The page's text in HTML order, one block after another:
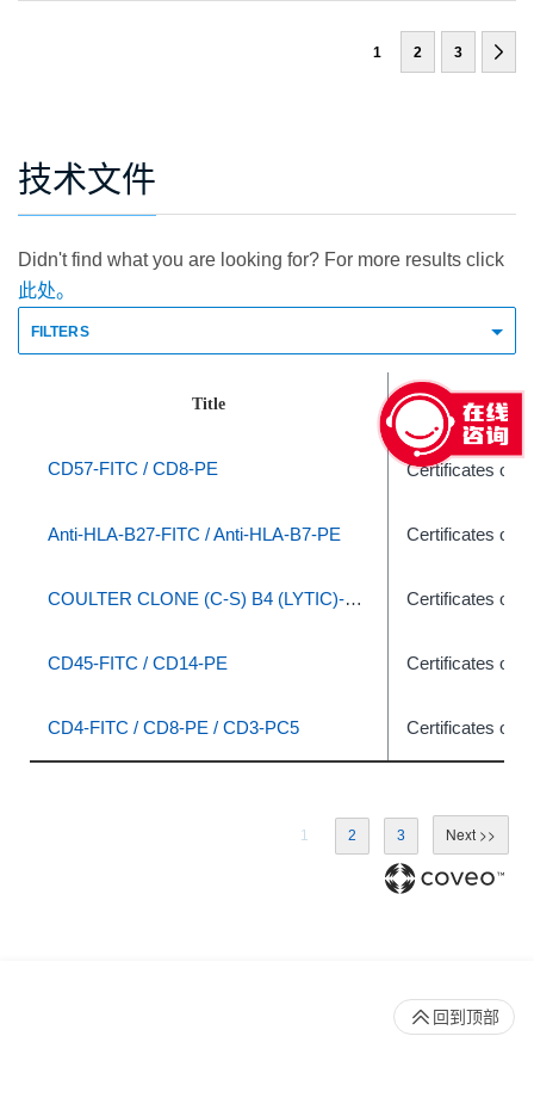
1 2 3
技术文件
Didn't find what you are looking for? For more results click
此处。
FILTERS
Title Document
CD57-FITC / CD8-PE Certificates of
Anti-HLA-B27-FITC / Anti-HLA-B7-PE Certificates of
COULTER CLONE (C-S) B4 (LYTIC)-RD1/J5-FITC Certificates of
CD45-FITC / CD14-PE Certificates of
CD4-FITC / CD8-PE / CD3-PC5 Certificates of
1 2 3
回到顶部